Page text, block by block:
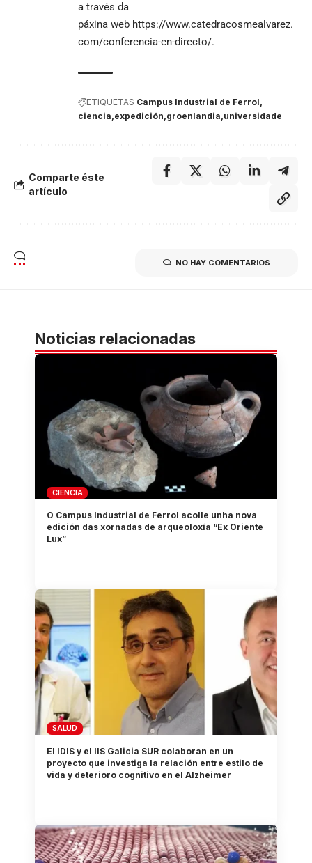
a través da
páxina web https://www.catedracosmealvarez.
com/conferencia-en-directo/.
ETIQUETAS Campus Industrial de Ferrol
ciencia expedición groenlandia universidade
Comparte éste
artículo
NO HAY COMENTARIOS
Noticias relacionadas
CIENCIA
O Campus Industrial de Ferrol acolle unha nova
edición das xornadas de arqueoloxía “Ex Oriente
Lux”
SALUD
El IDIS y el IIS Galicia SUR colaboran en un
proyecto que investiga la relación entre estilo de
vida y deterioro cognitivo en el Alzheimer